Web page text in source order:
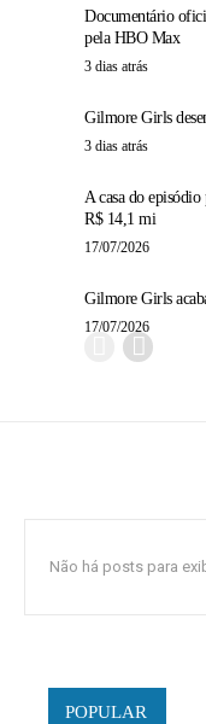
Documentário
pela HBO Max
3 dias atrás
Gilmore Girls
3 dias atrás
A casa do
R$ 14,1 mi
17/07/2026
Gilmore Girls
17/07/2026
Não há posts para
POPULAR